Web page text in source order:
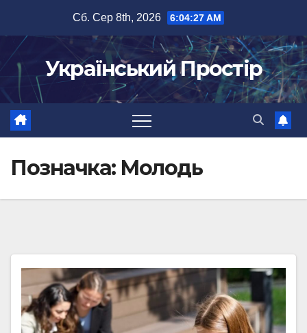
вмісту
Сб. Сер 8th, 2026 6:04:28 AM
Український Простір
Позначка: Молодь